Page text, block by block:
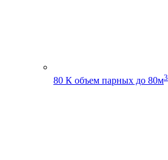
80 К объем парных до 80м3